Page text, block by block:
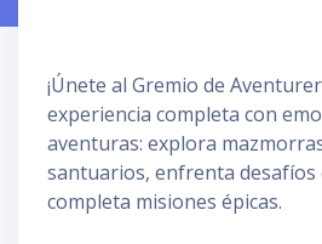
¡Únete al Gremio de
experiencia completa con
aventuras: explora
santuarios, enfrenta desafíos
completa misiones épicas.